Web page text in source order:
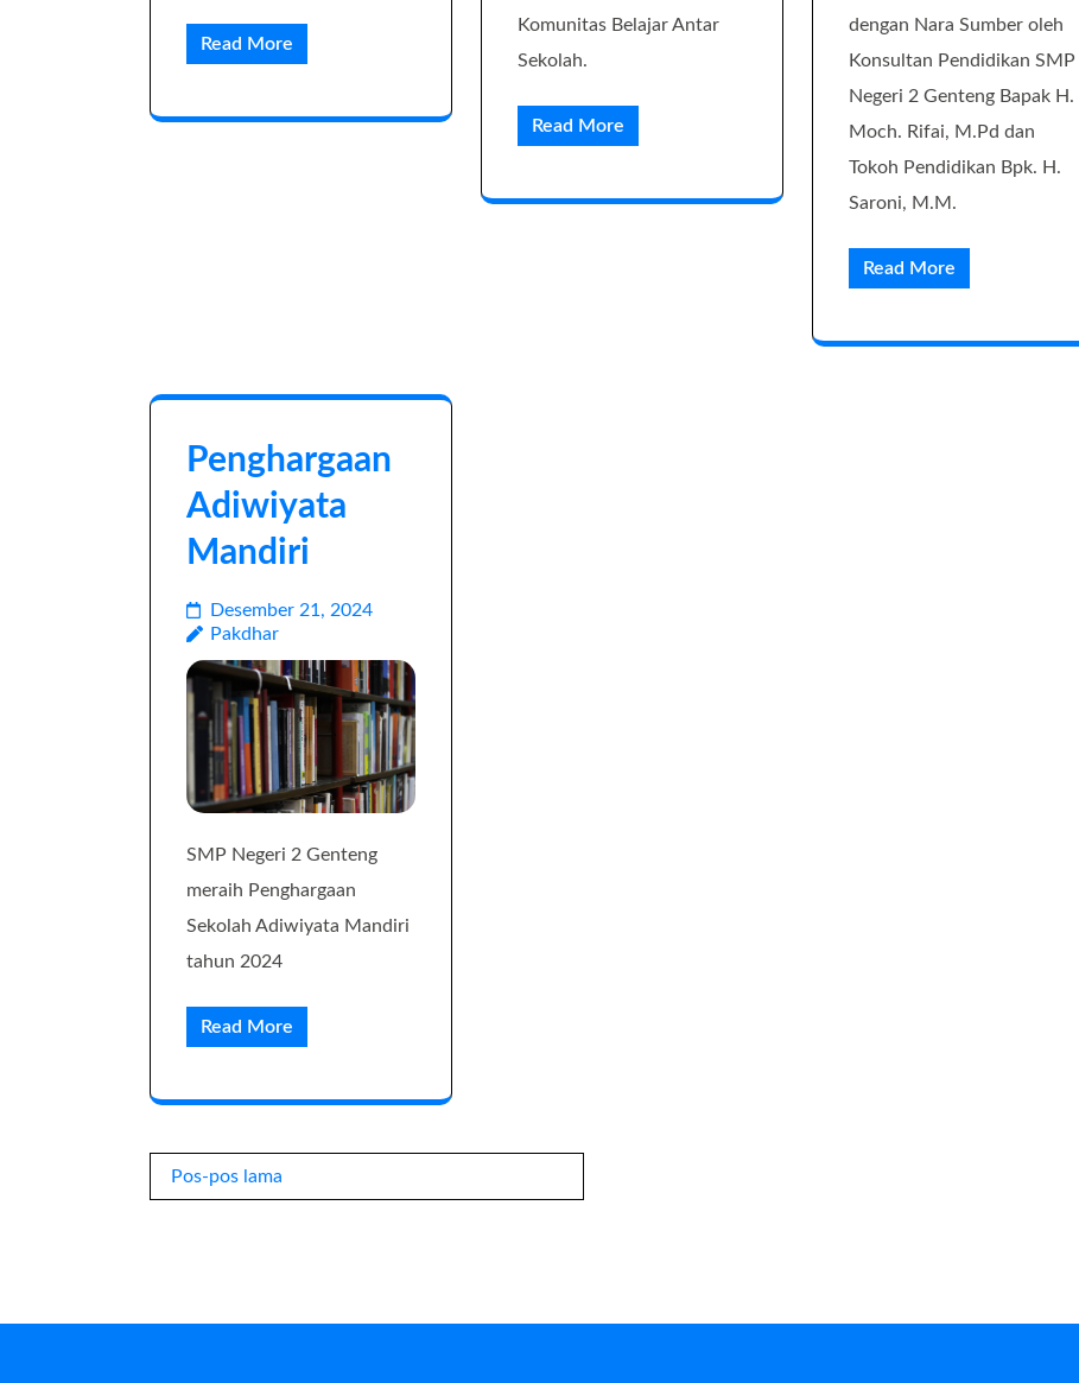
Read More
Komunitas Belajar Antar
Sekolah.
Read More
dengan Nara Sumber oleh
Konsultan Pendidikan SMP
Negeri 2 Genteng Bapak H.
Moch. Rifai, M.Pd dan
Tokoh Pendidikan Bpk. H.
Saroni, M.M.
Read More
Penghargaan
Adiwiyata
Mandiri
Desember 21, 2024
Pakdhar
SMP Negeri 2 Genteng
meraih Penghargaan
Sekolah Adiwiyata Mandiri
tahun 2024
Read More
Navigasi
pos
Pos-pos lama